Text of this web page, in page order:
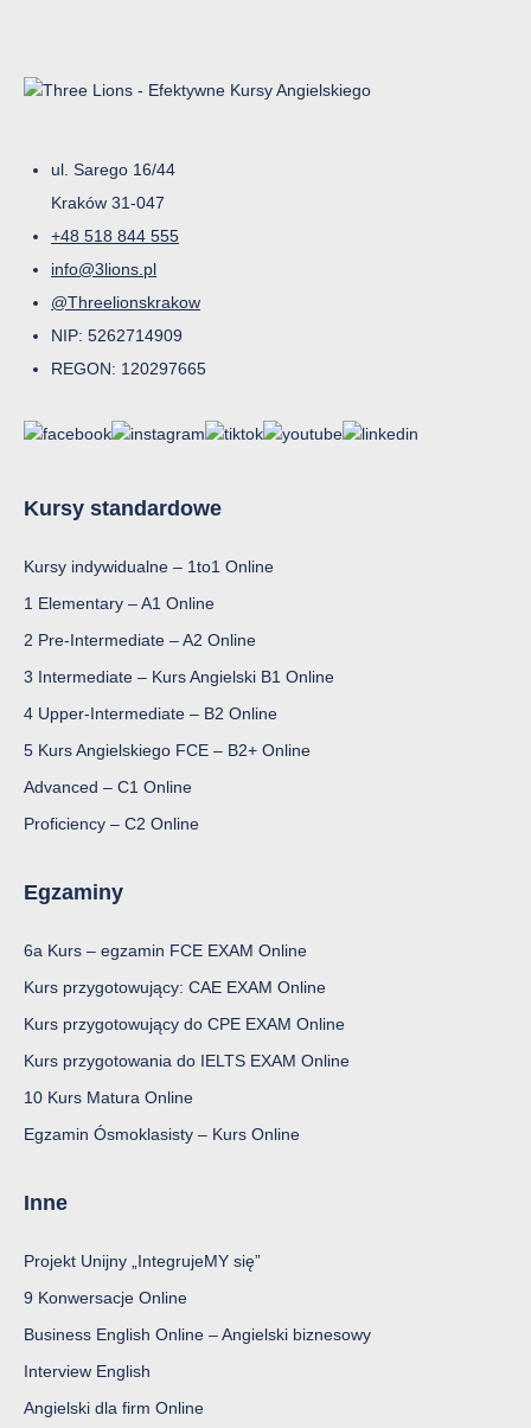
ul. Sarego 16/44
Kraków 31-047
+48 518 844 555
info@3lions.pl
@Threelionskrakow
NIP: 5262714909
REGON: 120297665
Kursy standardowe
Kursy indywidualne – 1to1 Online
1 Elementary – A1 Online
2 Pre-Intermediate – A2 Online
3 Intermediate – Kurs Angielski B1 Online
4 Upper-Intermediate – B2 Online
5 Kurs Angielskiego FCE – B2+ Online
Advanced – C1 Online
Proficiency – C2 Online
Egzaminy
6a Kurs – egzamin FCE EXAM Online
Kurs przygotowujący: CAE EXAM Online
Kurs przygotowujący do CPE EXAM Online
Kurs przygotowania do IELTS EXAM Online
10 Kurs Matura Online
Egzamin Ósmoklasisty – Kurs Online
Inne
Projekt Unijny „IntegrujeMY się”
9 Konwersacje Online
Business English Online – Angielski biznesowy
Interview English
Angielski dla firm Online